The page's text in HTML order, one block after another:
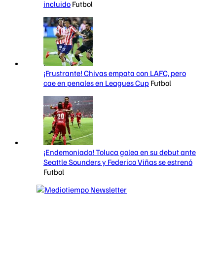
incluido Futbol
¡Frustrante! Chivas empata con LAFC, pero
cae en penales en Leagues Cup Futbol
¡Endemoniado! Toluca golea en su debut ante
Seattle Sounders y Federico Viñas se estrenó
Futbol